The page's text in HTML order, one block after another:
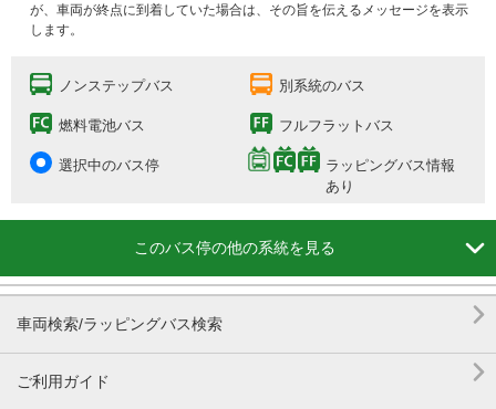
が、車両が終点に到着していた場合は、その旨を伝えるメッセージを表示
します。
ノンステップバス 別系統のバス
燃料電池バス フルフラットバス
選択中のバス停
ラッピングバス情報
あり
このバス停の他の系統を見る 
車両検索/ラッピングバス検索 
ご利用ガイド 